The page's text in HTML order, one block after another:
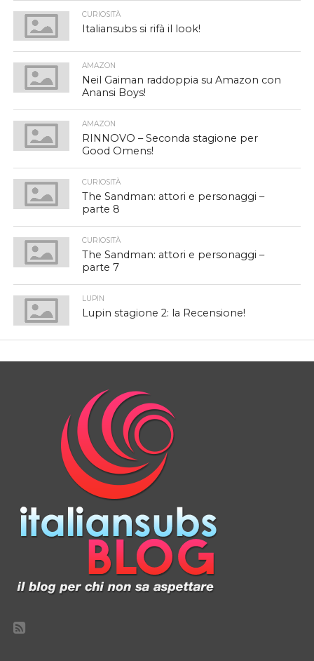
CURIOSITÀ
Italiansubs si rifà il look!
AMAZON
Neil Gaiman raddoppia su Amazon con
Anansi Boys!
AMAZON
RINNOVO – Seconda stagione per
Good Omens!
CURIOSITÀ
The Sandman: attori e personaggi –
parte 8
CURIOSITÀ
The Sandman: attori e personaggi –
parte 7
LUPIN
Lupin stagione 2: la Recensione!